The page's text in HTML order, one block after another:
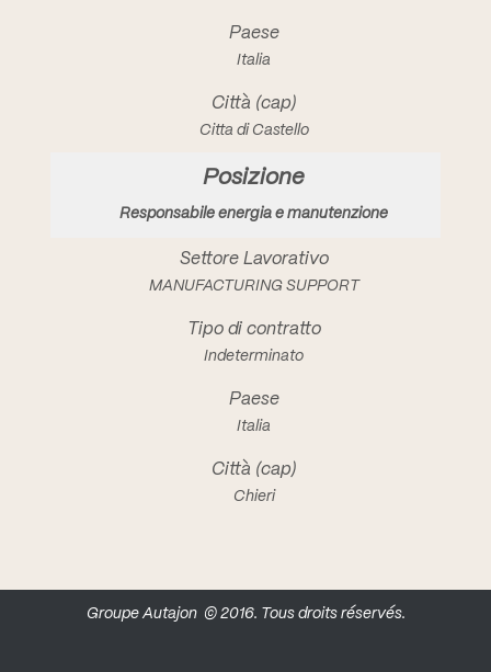
Italia
Citta di Castello
Responsabile energia e manutenzione
MANUFACTURING SUPPORT
Indeterminato
Italia
Chieri
Groupe Autajon © 2016. Tous droits réservés.